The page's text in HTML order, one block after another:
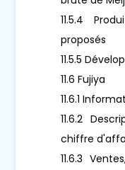
11.5.4
proposés
11.5.5
11.6 Fujiya
11.6.1
11.6.2
chiffre
11.6.3